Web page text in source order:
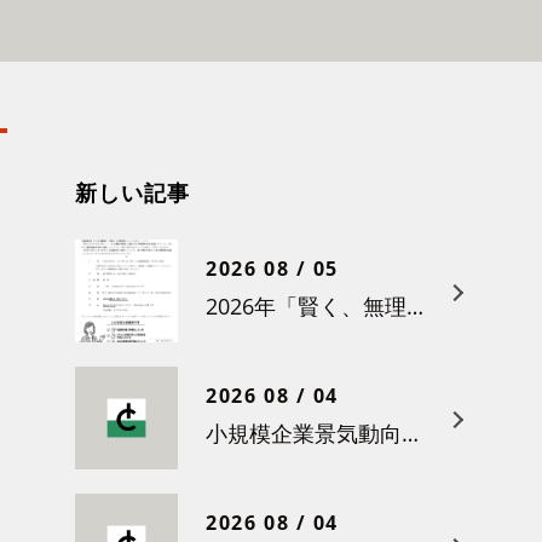
新しい記事
2026 08 / 05
2026年「賢く、無理なく賃上げを！小さな職場のための労務管理セミナー」の開催について
2026 08 / 04
小規模企業景気動向調査（令和８年６月）結果について
2026 08 / 04